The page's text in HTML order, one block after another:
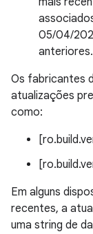
05/04/
anteriores.
Os fabricantes
atualizações
como:
Em alguns
recentes, a
uma string de